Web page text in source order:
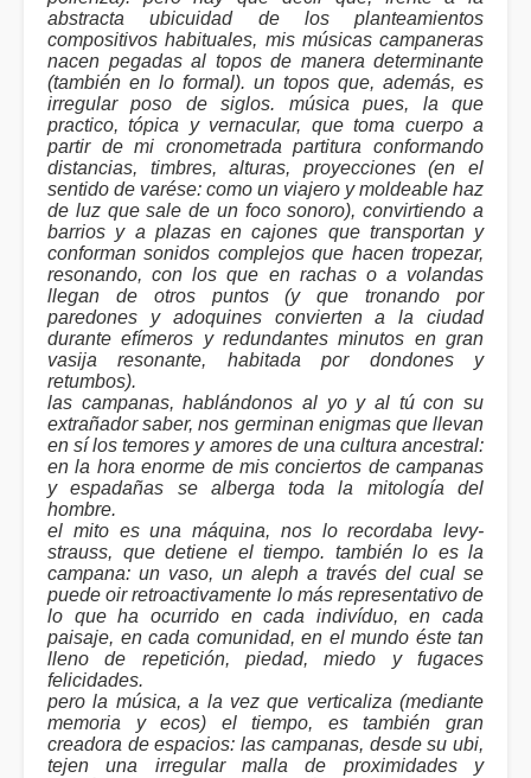
abstracta ubicuidad de los planteamientos
compositivos habituales, mis músicas campaneras
nacen pegadas al topos de manera determinante
(también en lo formal). un topos que, además, es
irregular poso de siglos. música pues, la que
practico, tópica y vernacular, que toma cuerpo a
partir de mi cronometrada partitura conformando
distancias, timbres, alturas, proyecciones (en el
sentido de varése: como un viajero y moldeable haz
de luz que sale de un foco sonoro), convirtiendo a
barrios y a plazas en cajones que transportan y
conforman sonidos complejos que hacen tropezar,
resonando, con los que en rachas o a volandas
llegan de otros puntos (y que tronando por
paredones y adoquines convierten a la ciudad
durante efímeros y redundantes minutos en gran
vasija resonante, habitada por dondones y
retumbos).
las campanas, hablándonos al yo y al tú con su
extrañador saber, nos germinan enigmas que llevan
en sí los temores y amores de una cultura ancestral:
en la hora enorme de mis conciertos de campanas
y espadañas se alberga toda la mitología del
hombre.
el mito es una máquina, nos lo recordaba levy-
strauss, que detiene el tiempo. también lo es la
campana: un vaso, un aleph a través del cual se
puede oir retroactivamente lo más representativo de
lo que ha ocurrido en cada indivíduo, en cada
paisaje, en cada comunidad, en el mundo éste tan
lleno de repetición, piedad, miedo y fugaces
felicidades.
pero la música, a la vez que verticaliza (mediante
memoria y ecos) el tiempo, es también gran
creadora de espacios: las campanas, desde su ubi,
tejen una irregular malla de proximidades y